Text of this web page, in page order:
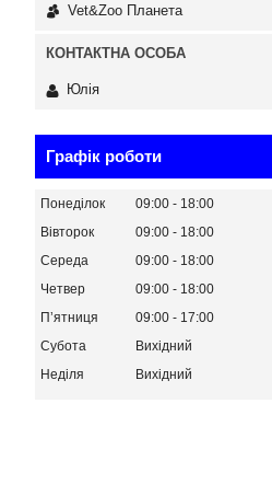
Vet&Zoo Планета
Юлія
Графік роботи
Понеділок 09:00
18:00
Вівторок
09:00
18:00
Середа
09:00
18:00
Четвер
09:00
18:00
Пʼятниця
09:00
17:00
Субота
Вихідний
Неділя
Вихідний